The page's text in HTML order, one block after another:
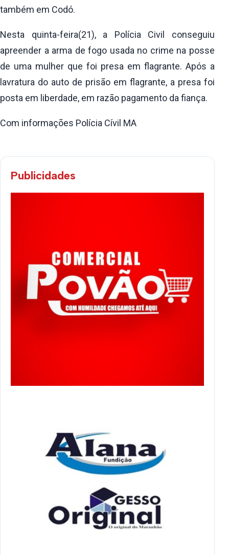
também em Codó.
Nesta quinta-feira(21), a Polícia Civil conseguiu
apreender a arma de fogo usada no crime na posse
de uma mulher que foi presa em flagrante. Após a
lavratura do auto de prisão em flagrante, a presa foi
posta em liberdade, em razão pagamento da fiança.
Com informações Polícia Cívil MA
Publicidades